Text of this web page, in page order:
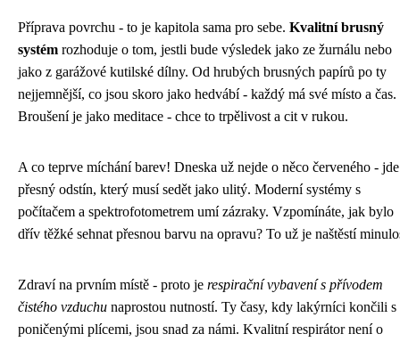
Příprava povrchu - to je kapitola sama pro sebe. Kvalitní brusný
systém rozhoduje o tom, jestli bude výsledek jako ze žurnálu nebo
jako z garážové kutilské dílny. Od hrubých brusných papírů po ty
nejjemnější, co jsou skoro jako hedvábí - každý má své místo a čas.
Broušení je jako meditace - chce to trpělivost a cit v rukou.
A co teprve míchání barev! Dneska už nejde o něco červeného -
přesný odstín, který musí sedět jako ulitý. Moderní systémy s
počítačem a spektrofotometrem umí zázraky. Vzpomínáte, jak bylo
dřív těžké sehnat přesnou barvu na opravu? To už je naštěstí
Zdraví na prvním místě - proto je respirační vybavení s přívodem
čistého vzduchu naprostou nutností. Ty časy, kdy lakýrníci končili s
poničenými plícemi, jsou snad za námi. Kvalitní respirátor není o